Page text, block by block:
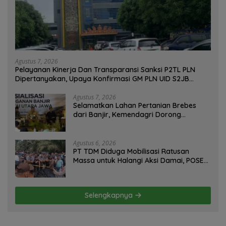
Agustus 7, 2026
Pelayanan Kinerja Dan Transparansi Sanksi P2TL PLN
Dipertanyakan, Upaya Konfirmasi GM PLN UID S2JB
Agustus 7, 2026
Selamatkan Lahan Pertanian Brebes
dari Banjir, Kemendagri Dorong
Agustus 6, 2026
PT TDM Diduga Mobilisasi Ratusan
Massa untuk Halangi Aksi Damai, POSE
Selengkapnya